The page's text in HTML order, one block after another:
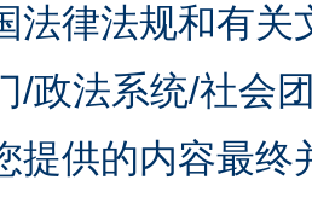
法律法规和有关
/政法系统/社会
提供的内容最